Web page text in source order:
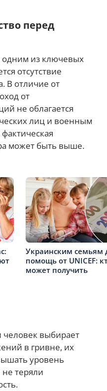
перед
одним из ключевых
отсутствие
В отличие от
от
не облагается
лиц и военным
может быть выше.
Украинским семьям
помощь от UNICEF:
может получить
выбирает
в гривне, их
уровень
теряли